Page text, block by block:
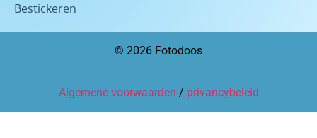
Bestickeren
© 2026 Fotodoos
Algemene voorwaarden / privancybeleid